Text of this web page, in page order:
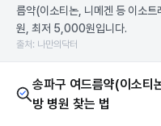
름약(이소티논, 니메겐 등 이소
원, 최저 5,000원입니다.
출처: 나만의닥터
송파구 여드름약(이소티
방 병원 찾는 법